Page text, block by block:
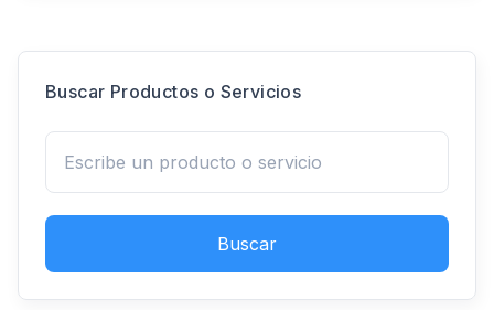
Buscar Productos o Servicios
Buscar